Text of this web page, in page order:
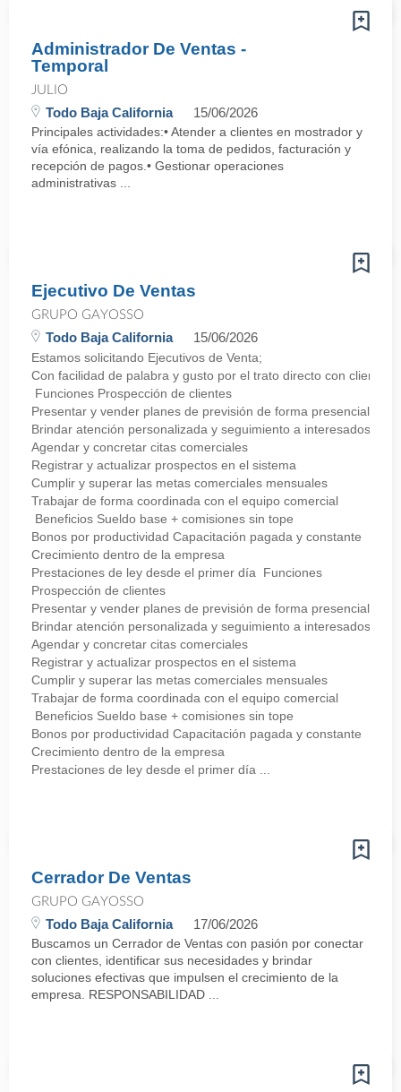
Administrador De Ventas -
Temporal
JULIO
Todo Baja California 15/06/2026
Principales actividades:• Atender a clientes en mostrador y
vía efónica, realizando la toma de pedidos, facturación y
recepción de pagos.• Gestionar operaciones
administrativas ...
Ejecutivo De Ventas
GRUPO GAYOSSO
Todo Baja California 15/06/2026
Estamos solicitando Ejecutivos de Venta;
Con facilidad de palabra y gusto por el trato directo con
Funciones Prospección de clientes
Presentar y vender planes de previsión de forma presencial
Brindar atención personalizada y seguimiento a interesados
Agendar y concretar citas comerciales
Registrar y actualizar prospectos en el sistema
Cumplir y superar las metas comerciales mensuales
Trabajar de forma coordinada con el equipo comercial
Beneficios Sueldo base + comisiones sin tope
Bonos por productividad Capacitación pagada y constante
Crecimiento dentro de la empresa
Prestaciones de ley desde el primer día Funciones
Prospección de clientes
Presentar y vender planes de previsión de forma presencial
Brindar atención personalizada y seguimiento a interesados
Agendar y concretar citas comerciales
Registrar y actualizar prospectos en el sistema
Cumplir y superar las metas comerciales mensuales
Trabajar de forma coordinada con el equipo comercial
Beneficios Sueldo base + comisiones sin tope
Bonos por productividad Capacitación pagada y constante
Crecimiento dentro de la empresa
Prestaciones de ley desde el primer día ...
Cerrador De Ventas
GRUPO GAYOSSO
Todo Baja California 17/06/2026
Buscamos un Cerrador de Ventas con pasión por conectar
con clientes, identificar sus necesidades y brindar
soluciones efectivas que impulsen el crecimiento de la
empresa. RESPONSABILIDAD ...